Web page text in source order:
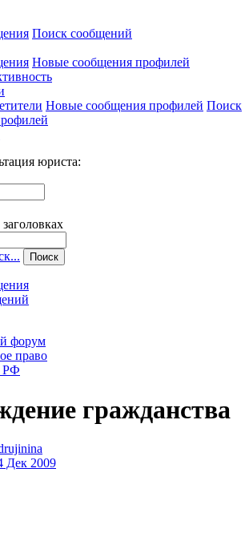
Поиск сообщений
Новые сообщения профилей
Новые сообщения профилей Поиск
юриста:
Поиск
форум
право
РФ
гражданства
Дек 2009